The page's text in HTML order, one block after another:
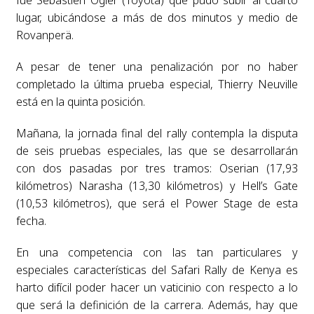
lugar, ubicándose a más de dos minutos y medio de
Rovanperä.
A pesar de tener una penalización por no haber
completado la última prueba especial, Thierry Neuville
está en la quinta posición.
Mañana, la jornada final del rally contempla la disputa
de seis pruebas especiales, las que se desarrollarán
con dos pasadas por tres tramos: Oserian (17,93
kilómetros) Narasha (13,30 kilómetros) y Hell’s Gate
(10,53 kilómetros), que será el Power Stage de esta
fecha.
En una competencia con las tan particulares y
especiales características del Safari Rally de Kenya es
harto difícil poder hacer un vaticinio con respecto a lo
que será la definición de la carrera. Además, hay que